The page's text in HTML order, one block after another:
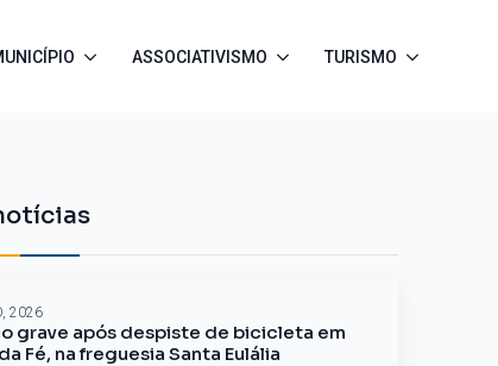
ASSOCIATIVISMO TURISMO
grave após despiste de bicicleta em
Fé, na freguesia Santa Eulália
2026